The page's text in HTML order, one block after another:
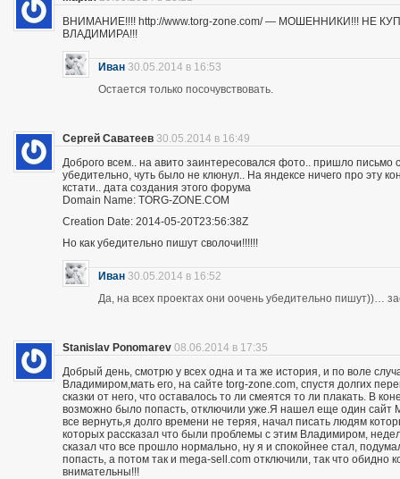
ВНИМАНИЕ!!!! http://www.torg-zone.com/ — МОШЕННИКИ!!! НЕ
ВЛАДИМИРА!!!
Иван 30.05.2014 в 16:53
Остается только посочувствовать.
Сергей Саватеев 30.05.2014 в 16:49
Доброго всем.. на авито заинтересовался фото.. пришло
убедительно, чуть было не клюнул.. На яндексе ничего про
кстати.. дата создания этого форума
Domain Name: TORG-ZONE.COM
Creation Date: 2014-05-20T23:56:38Z
Но как убедительно пишут сволочи!!!!!!
Иван 30.05.2014 в 16:52
Да, на всех проектах они оочень убедительно пишут))…
Stanislav Ponomarev 08.06.2014 в 17:35
Добрый день, смотрю у всех одна и та же история, и по воле
Владимиром,мать его, на сайте torg-zone.com, спустя долгих
сказки от него, что оставалось то ли смеятся то ли плакать. В
возможно было попасть, отключили уже.Я нашел еще один
все вернуть,я долго времени не теряя, начал писать людям
которых рассказал что были проблемы с этим Владимиром,
сказал что все прошло нормально, ну я и спокойнее стал,
попасть, а потом так и mega-sell.com отключили, так что обидно
внимательны!!!